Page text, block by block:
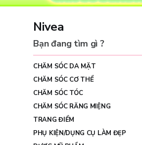
Nivea
Bạn đang tìm gì ?
CHĂM SÓC DA MẶT
CHĂM SÓC CƠ THỂ
CHĂM SÓC TÓC
CHĂM SÓC RĂNG MIỆNG
TRANG ĐIỂM
PHỤ KIỆN/DỤNG CỤ LÀM ĐẸP